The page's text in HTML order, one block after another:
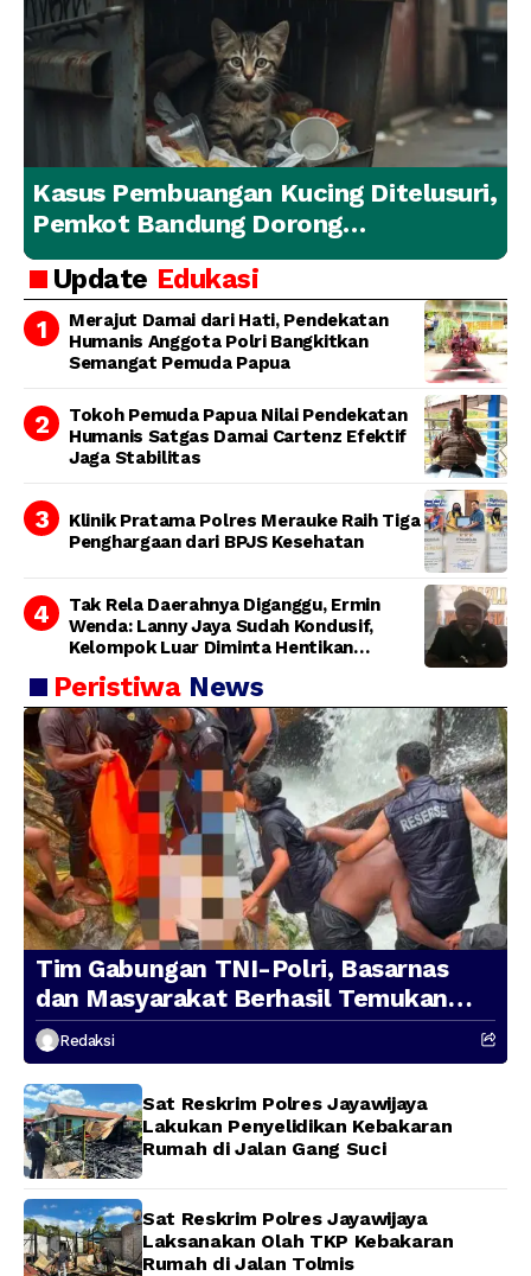
Kasus Pembuangan Kucing Ditelusuri,
Pemkot Bandung Dorong
Penanganan Hewan yang
Bertanggung Jawab
Update Edukasi
Merajut Damai dari Hati, Pendekatan
Humanis Anggota Polri Bangkitkan
Semangat Pemuda Papua
Tokoh Pemuda Papua Nilai Pendekatan
Humanis Satgas Damai Cartenz Efektif
Jaga Stabilitas
Klinik Pratama Polres Merauke Raih Tiga
Penghargaan dari BPJS Kesehatan
Tak Rela Daerahnya Diganggu, Ermin
Wenda: Lanny Jaya Sudah Kondusif,
Kelompok Luar Diminta Hentikan
Peristiwa News
Tim Gabungan TNI-Polri, Basarnas
dan Masyarakat Berhasil Temukan
Presenter TVRI Papua Barat yang
Hilang di Sungai Memti
Redaksi
Sat Reskrim Polres Jayawijaya
Lakukan Penyelidikan Kebakaran
Rumah di Jalan Gang Suci
Sat Reskrim Polres Jayawijaya
Laksanakan Olah TKP Kebakaran
Rumah di Jalan Tolmis